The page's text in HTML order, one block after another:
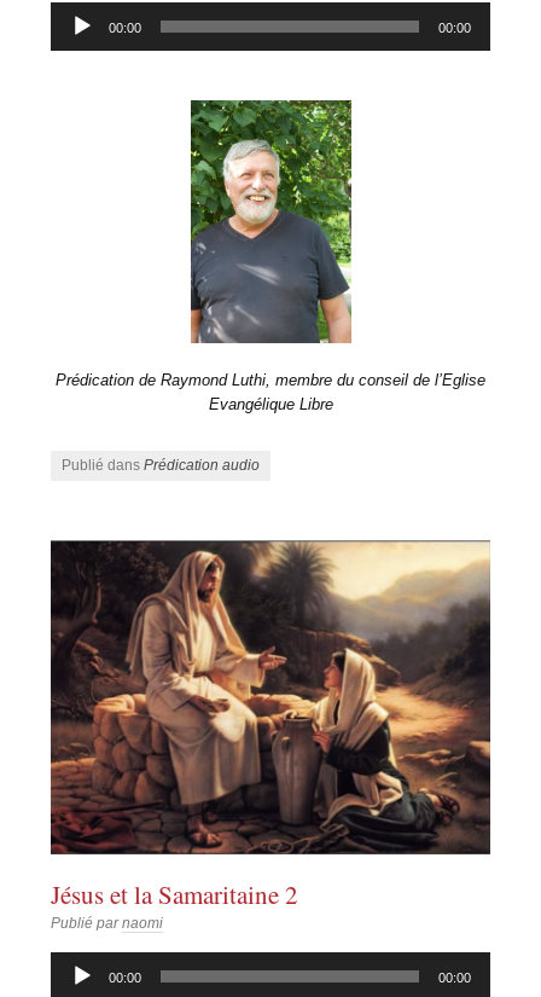
Lecteur
audio
00:00 00:00
Prédication de Raymond Luthi, membre du conseil de l’Eglise
Evangélique Libre
Publié dansPrédication audio
Jésus et la Samaritaine 2
Publié parnaomi
Lecteur
audio
00:00 00:00